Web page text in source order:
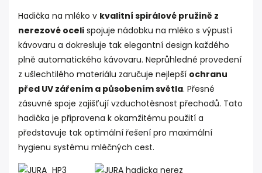
Hadička na mléko v kvalitní spirálové pružině z
nerezové oceli spojuje nádobku na mléko s výpustí
kávovaru a dokresluje tak elegantní design každého
plně automatického kávovaru. Neprůhledné provedení
z ušlechtilého materiálu zaručuje nejlepší ochranu
před UV zářením a působením světla. Přesné
zásuvné spoje zajišťují vzduchotěsnost přechodů. Tato
hadička je připravena k okamžitému použití a
představuje tak optimální řešení pro maximální
hygienu systému mléčných cest.